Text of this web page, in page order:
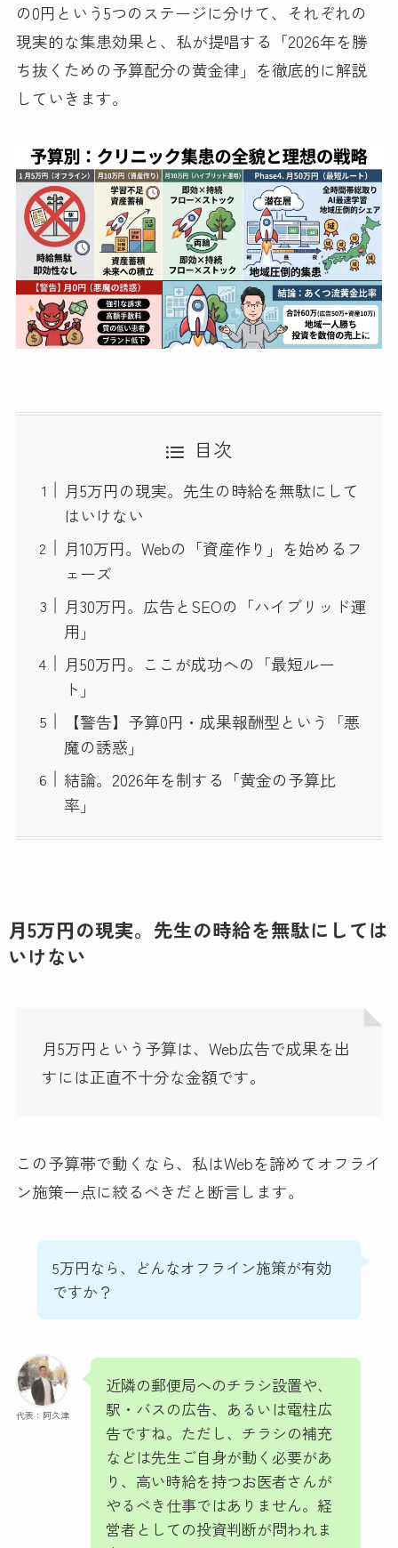
の0円という5つのステージに分けて、それぞれの
現実的な集患効果と、私が提唱する「2026年を勝
ち抜くための予算配分の黄金律」を徹底的に解説
していきます。
目次
月5万円の現実。先生の時給を無駄にして
はいけない
月10万円。Webの「資産作り」を始めるフ
ェーズ
月30万円。広告とSEOの「ハイブリッド運
用」
月50万円。ここが成功への「最短ルー
ト」
【警告】予算0円・成果報酬型という「悪
魔の誘惑」
結論。2026年を制する「黄金の予算比
率」
月5万円の現実。先生の時給を無駄にしては
いけない
月5万円という予算は、Web広告で成果を出
すには正直不十分な金額です。
この予算帯で動くなら、私はWebを諦めてオフライ
ン施策一点に絞るべきだと断言します。
5万円なら、どんなオフライン施策が有効
ですか？
代表：阿久津
近隣の郵便局へのチラシ設置や、
駅・バスの広告、あるいは電柱広
告ですね。ただし、チラシの補充
などは先生ご自身が動く必要があ
り、高い時給を持つお医者さんが
やるべき仕事ではありません。経
営者としての投資判断が問われま